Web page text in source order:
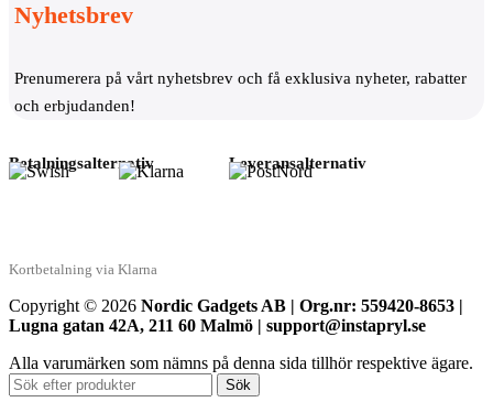
Nyhetsbrev
Prenumerera på vårt nyhetsbrev och få exklusiva nyheter, rabatter
och erbjudanden!
Betalningsalternativ
Kortbetalning via Klarna
Leveransalternativ
Copyright © 2026 Nordic Gadgets AB | Org.nr: 559420-8653 |
Lugna gatan 42A, 211 60 Malmö | support@instapryl.se
Alla varumärken som nämns på denna sida tillhör respektive ägare.
Sök